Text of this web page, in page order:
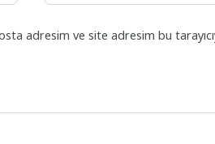
adresim ve site adresim bu